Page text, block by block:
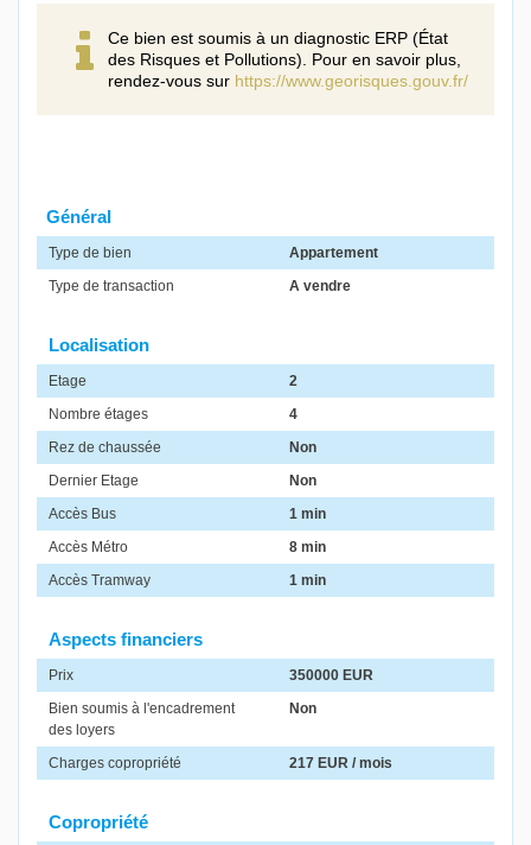
Ce bien est soumis à un diagnostic ERP (État
des Risques et Pollutions). Pour en savoir plus,
rendez-vous sur https://www.georisques.gouv.fr/
Général
Type de bien
Appartement
Type de transaction
A vendre
Localisation
Etage
2
Nombre étages
4
Rez de chaussée
Non
Dernier Etage
Non
Accès Bus
1 min
Accès Métro
8 min
Accès Tramway
1 min
Aspects financiers
Prix
350000 EUR
Bien soumis à l'encadrement
des loyers
Non
Charges copropriété 217 EUR / mois
Copropriété